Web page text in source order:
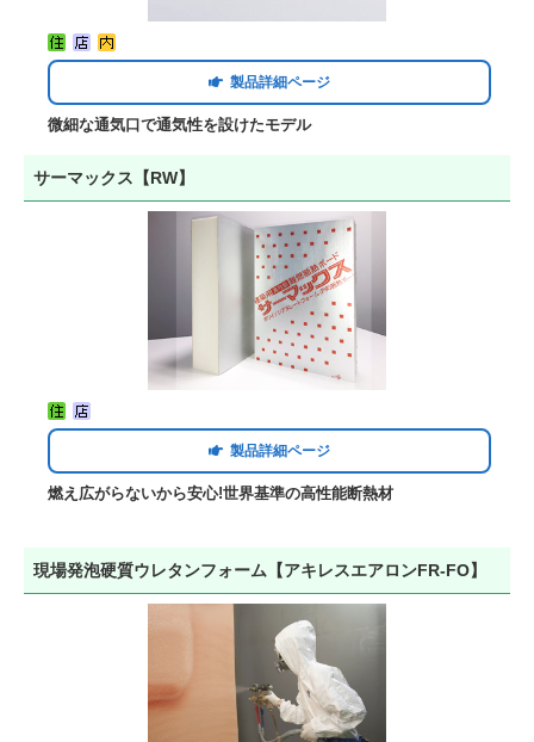
製品詳細ページ
微細な通気口で通気性を設けたモデル
サーマックス【RW】
製品詳細ページ
燃え広がらないから安心!世界基準の高性能断熱材
現場発泡硬質ウレタンフォーム【アキレスエアロンFR-FO】